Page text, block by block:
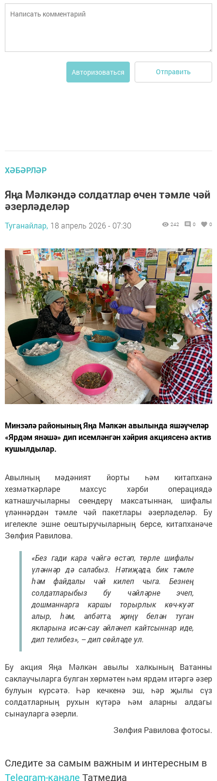
Авторизоваться Отправить
ХӘБӘРЛӘР
Яңа Мәлкәндә солдатлар өчен тәмле чәй
әзерләделәр
Туганайлар, 18 апрель 2026 - 07:30 242 0 0
Минзәлә районының Яңа Мәлкән авылында яшәүчеләр
«Ярдәм янәшә» дип исемләнгән хәйрия акциясенә актив
кушылдылар.
Авылның мәдәният йорты һәм китапханә
хезмәткәрләре махсус хәрби операциядә
катнашучыларны сөендерү максатыннан, шифалы
үләннәрдән тәмле чәй пакетлары әзерләделәр. Бу
игелекле эшне оештыручыларның берсе, китапханәче
Зөлфия Равилова.
«Без гади кара чәйгә өстәп, төрле шифалы
үләннәр дә салабыз. Нәтиҗәдә, бик тәмле
һәм файдалы чәй килеп чыга. Безнең
солдатларыбыз бу чәйләрне эчеп,
дошманнарга каршы торырлык көч-куәт
алыр, һәм, әлбәттә, җиңү белән туган
якларына исән-сау әйләнеп кайтсыннар иде,
дип телибез», – дип сөйләде ул.
Бу акция Яңа Мәлкән авылы халкының Ватанны
саклаучыларга булган хөрмәтен һәм ярдәм итәргә әзер
булуын күрсәтә. Һәр кечкенә эш, һәр җылы сүз
солдатларның рухын күтәрә һәм аларны алдагы
сынауларга әзерли.
Зөлфия Равилова фотосы.
Следите за самым важным и интересным в
Telegram-канале Татмедиа